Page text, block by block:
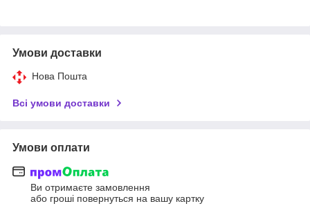
Умови доставки
Нова Пошта
Всі умови доставки
Умови оплати
Ви отримаєте замовлення
або гроші повернуться на вашу картку